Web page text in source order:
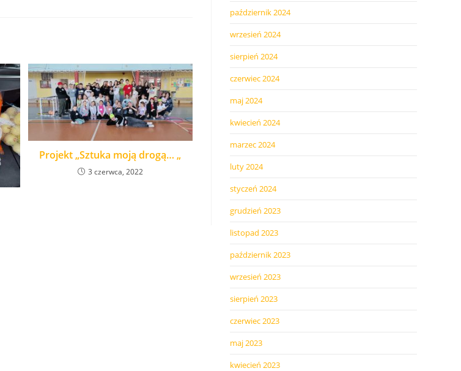
Projekt „Sztuka moją drogą… „
3 czerwca, 2022
październik 2024
wrzesień 2024
sierpień 2024
czerwiec 2024
maj 2024
kwiecień 2024
marzec 2024
luty 2024
styczeń 2024
grudzień 2023
listopad 2023
październik 2023
wrzesień 2023
sierpień 2023
czerwiec 2023
maj 2023
kwiecień 2023